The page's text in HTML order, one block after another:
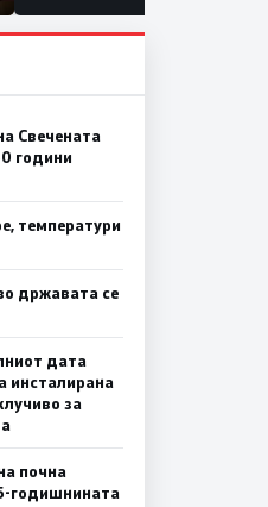
Свечената
години
температури
државата се
дата
инсталирана
за
почна
годишнината